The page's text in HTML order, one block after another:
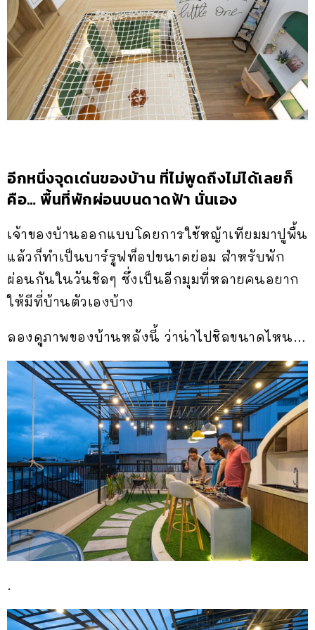
อีกหนึ่งจุดเด่นของบ้าน ที่ไม่พูดถึงไม่ได้เลยก็
คือ… พื้นที่พักผ่อนบนดาดฟ้า นั่นเอง
เจ้าของบ้านออกแบบโดยการใช้หญ้าเทียมมาปูพื้น
แล้วก็ทำเป็นบาร์รูฟท็อปขนาดย่อม สำหรับพัก
ผ่อนกันในวันชิลๆ ซึ่งเป็นอีกมุมที่หลายคนอยาก
ให้มีที่บ้านตัวเองบ้าง
ลองดูภาพของบ้านหลังนี้ ว่าน่าไปชิลขนาดไหน…
.